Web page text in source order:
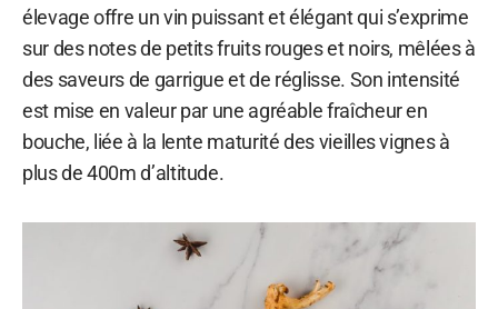
élevage offre un vin puissant et élégant qui s’exprime
sur des notes de petits fruits rouges et noirs, mêlées à
des saveurs de garrigue et de réglisse. Son intensité
est mise en valeur par une agréable fraîcheur en
bouche, liée à la lente maturité des vieilles vignes à
plus de 400m d’altitude.